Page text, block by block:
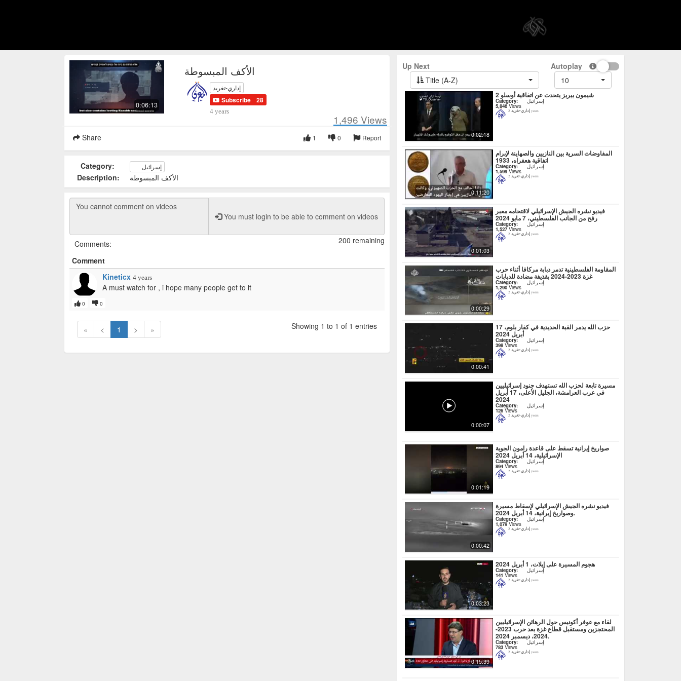
0:06:13
الأكف المبسوطة
إداري-تغريد
Subscribe 28
4 years
1,496 Views
Share Report
0
1
Category: إسرائيل
Description: الأكف المبسوطة
You must login to be able to comment on videos
200 remaining
Comments:
Comment
Kineticx 4 years
A must watch for , i hope many people get to it
0 0
« < 1 > » Showing 1 to 1 of 1 entries
Up Next
Autoplay
Title (A-Z)
10
0:02:18
شيمون بيريز يتحدث عن اتفاقية أوسلو 2
Category: إسرائيل
5,846Views
إداري-تغريد 2 years
0:11:20
المفاوضات السرية بين النازيين والصهاينة لإبرام
اتفاقية هعفراه، 1933
Category: إسرائيل
1,599Views
إداري-تغريد 2 years
0:01:03
فيديو نشره الجيش الإسرائيلي لاقتحامه معبر
رفح من الجانب الفلسطيني، 7 مايو 2024
Category: إسرائيل
1,527Views
إداري-تغريد 2 years
0:00:29
المقاومة الفلسطينية تدمر دبابة مركافا أثناء حرب
غزة 2023-2024 بقذيفة مضادة للدبابات
Category: إسرائيل
1,290Views
إداري-تغريد 2 years
0:00:41
حزب الله يدمر القبة الحديدية في كفار بلوم، 17
أبريل 2024
Category: إسرائيل
398 Views
إداري-تغريد 2 years
0:00:07
مسيرة تابعة لحزب الله تستهدف جنود إسرائيليين
في عرب العرامشة، الجليل الأعلى، 17 أبريل
2024
Category: إسرائيل
126 Views
إداري-تغريد 2 years
0:01:19
صواريخ إيرانية تسقط على قاعدة رامون الجوية
الإسرائيلية، 14 أبريل 2024
Category: إسرائيل
894 Views
إداري-تغريد 2 years
0:00:42
فيديو نشره الجيش الإسرائيلي لإسقاط مسيرة
وصواريخ إيرانية، 14 أبريل 2024.
Category: إسرائيل
1,079Views
إداري-تغريد 2 years
0:03:23
هجوم المسيرة على إيلات، 1 أبريل 2024
Category: إسرائيل
141 Views
إداري-تغريد 2 years
0:15:39
لقاء مع عوفر أكونيس حول الرهائن الإسرائيليين
المحتجزين ومستقبل قطاع غزة بعد حرب 2023-
2024، ديسمبر 2024.
Category: إسرائيل
783 Views
إداري-تغريد 2 years